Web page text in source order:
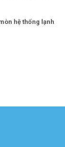
hệ thống lạnh